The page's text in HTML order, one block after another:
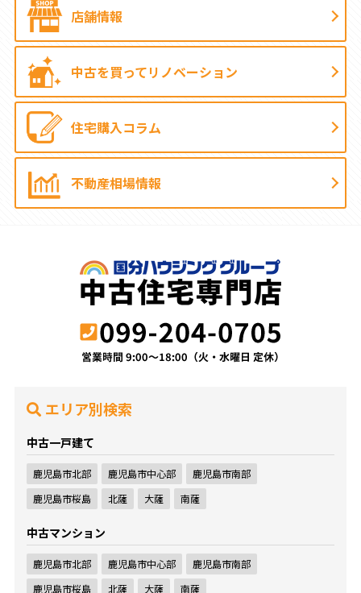
店舗情報
中古を買ってリノベーション
住宅購入コラム
不動産相場情報
エリア別検索
中古一戸建て
鹿児島市北部 鹿児島市中心部
鹿児島市南部
鹿児島市桜島
北薩 大薩 南薩
中古マンション
鹿児島市北部 鹿児島市中心部
鹿児島市南部
鹿児島市桜島
北薩 大薩 南薩